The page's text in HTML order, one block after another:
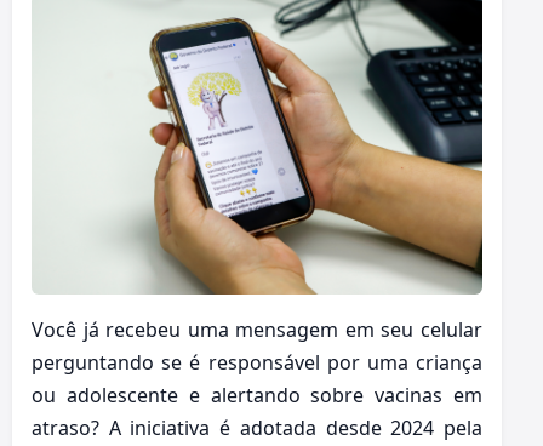
Você já recebeu uma mensagem em seu celular
perguntando se é responsável por uma criança
ou adolescente e alertando sobre vacinas em
atraso? A iniciativa é adotada desde 2024 pela